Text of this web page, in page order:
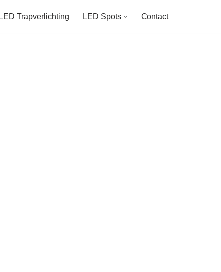
LED Trapverlichting LED Spots Contact